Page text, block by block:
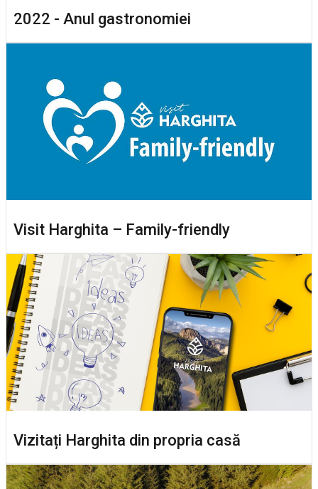
2022 - Anul gastronomiei
Visit Harghita – Family-friendly
Vizitați Harghita din propria casă